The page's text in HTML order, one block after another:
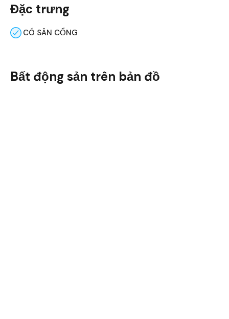
Đặc trưng
CÓ SÂN CỔNG
Bất động sản trên bản đồ